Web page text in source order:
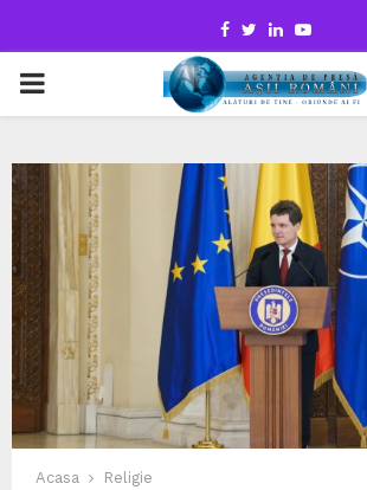
Facebook
TwitterLinkedinYoutube
PRIMARY
Acasa
Religie